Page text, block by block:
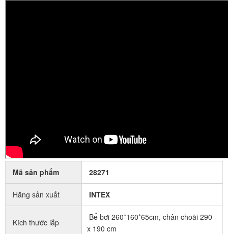
Mã sản phẩm 28271
Hãng sản xuất INTEX
Kích thước lắp
Bể bơi 260*160*65cm, chân choãi 290
x 190 cm